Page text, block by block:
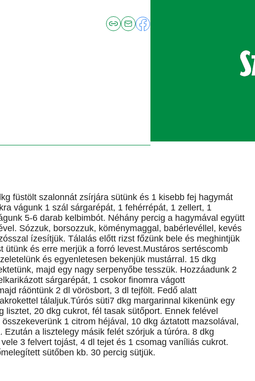
füstölt szalonnát zsírjára sütünk és 1 kisebb fej hagymát
vágunk 1 szál sárgarépát, 1 fehérrépát, 1 zellert, 1
5-6 darab kelbimbót. Néhány percig a hagymával együtt
Sózzuk, borsozzuk, köménymaggal, babérlevéllel, kevés
ízesítjük. Tálalás előtt rizst főzünk bele és meghintjük
ütünk és erre merjük a forró levest.Mustáros sertéscomb
és egyenletesen bekenjük mustárral. 15 dkg
majd egy nagy serpenyőbe tesszük. Hozzáadunk 2
sárgarépát, 1 csokor finomra vágott
ráöntünk 2 dl vörösbort, 3 dl tejfölt. Fedő alatt
tálaljuk.Túrós süti7 dkg margarinnal kikenünk egy
lisztet, 20 dkg cukrot, fél tasak sütőport. Ennek felével
1 citrom héjával, 10 dkg áztatott mazsolával,
a lisztelegy másik felét szórjuk a túróra. 8 dkg
3 felvert tojást, 4 dl tejet és 1 csomag vaníliás cukrot.
sütőben kb. 30 percig sütjük.